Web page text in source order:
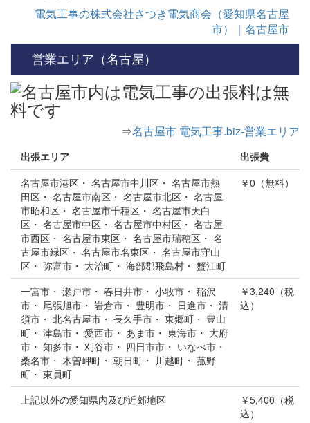
電気工事の株式会社さつき電気商会（愛知県名古屋
市）｜名古屋市
営業エリア（名古屋）
⇒名古屋市 電気工事.biz-営業エリア
出張エリア
出張費
名古屋市港区・ 名古屋市中川区・ 名古屋市熱
田区・ 名古屋市南区・ 名古屋市北区・ 名古屋
市昭和区・ 名古屋市千種区・ 名古屋市天白
区・ 名古屋市中区・ 名古屋市中村区・ 名古屋
市西区・ 名古屋市東区・ 名古屋市瑞穂区・ 名
古屋市緑区・ 名古屋市名東区・ 名古屋市守山
区・ 弥富市・ 大治町・ 海部郡飛島村・ 蟹江町
￥0（無料）
一宮市・ 瀬戸市・ 春日井市・ 小牧市・ 稲沢
市・ 尾張旭市・ 岩倉市・ 豊明市・ 日進市・ 清
須市・ 北名古屋市・ 長久手市・ 東郷町・ 豊山
町・ 津島市・ 愛西市・ あま市・ 東海市・ 大府
市・ 知多市・ 刈谷市・ 四日市市・ いなべ市・
桑名市・ 木曽岬町・ 朝日町・ 川越町・ 菰野
町・ 東員町
￥3,240（税
込）
上記以外の愛知県内及び近郊地区
￥5,400（税
込）